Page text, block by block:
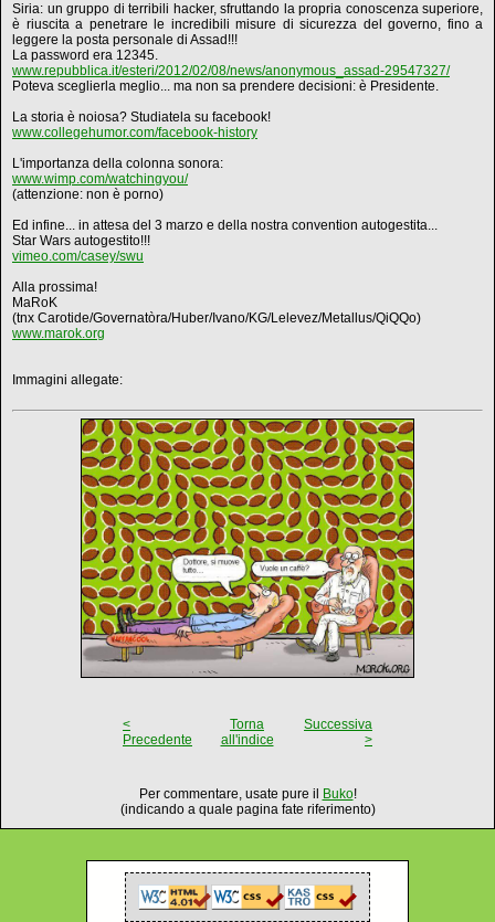
Siria: un gruppo di terribili hacker, sfruttando la propria conoscenza superiore,
è riuscita a penetrare le incredibili misure di sicurezza del governo, fino a
leggere la posta personale di Assad!!!
La password era 12345.
www.repubblica.it/esteri/2012/02/08/news/anonymous_assad-29547327/
Poteva sceglierla meglio... ma non sa prendere decisioni: è Presidente.
La storia è noiosa? Studiatela su facebook!
www.collegehumor.com/facebook-history
L'importanza della colonna sonora:
www.wimp.com/watchingyou/
(attenzione: non è porno)
Ed infine... in attesa del 3 marzo e della nostra convention autogestita...
Star Wars autogestito!!!
vimeo.com/casey/swu
Alla prossima!
MaRoK
(tnx Carotide/Governatòra/Huber/Ivano/KG/Lelevez/Metallus/QiQQo)
www.marok.org
Immagini allegate:
<
Precedente
Torna
all'indice
Successiva
>
Per commentare, usate pure il Buko!
(indicando a quale pagina fate riferimento)